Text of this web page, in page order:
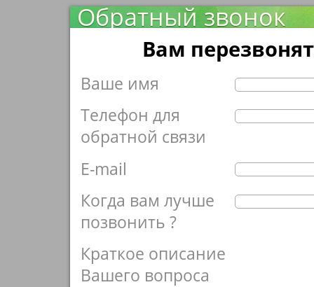
Обратный звонок
Вам перезвонят
Ваше имя
Телефон для
обратной связи
E-mail
Когда вам лучше
позвонить ?
Краткое описание
Вашего вопроса